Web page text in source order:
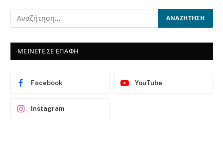
ΜΕΙΝΕΤΕ ΣΕ ΕΠΑΦΗ
Facebook YouTube
Instagram